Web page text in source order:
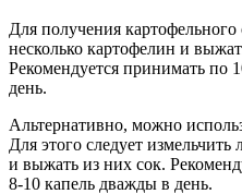
Для получения картофельного
несколько картофелин и
Рекомендуется принимать по
день.
Альтернативно, можно
Для этого следует измельчить
и выжать из них сок.
8-10 капель дважды в день.